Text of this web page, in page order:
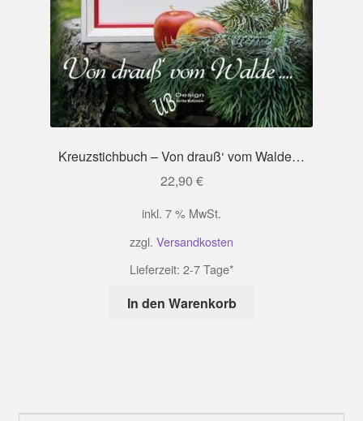
Kreuzstichbuch – Von drauß‘ vom Walde…
22,90 €
inkl. 7 % MwSt.
zzgl. Versandkosten
Lieferzeit: 2-7 Tage*
In den Warenkorb